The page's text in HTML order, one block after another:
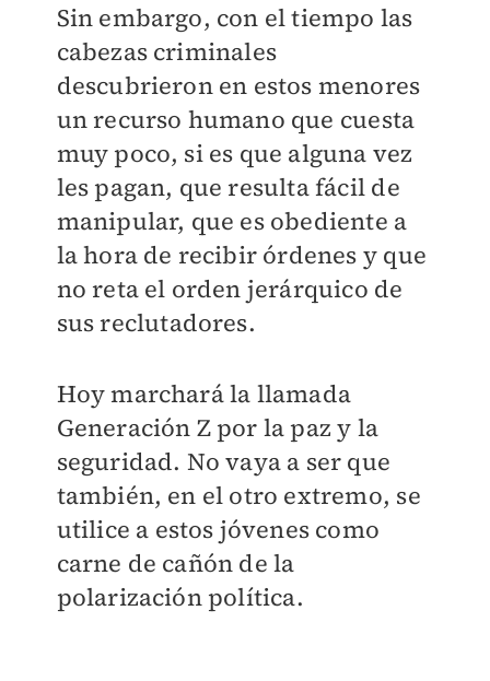
Sin embargo, con el tiempo las
cabezas criminales
descubrieron en estos menores
un recurso humano que cuesta
muy poco, si es que alguna vez
les pagan, que resulta fácil de
manipular, que es obediente a
la hora de recibir órdenes y que
no reta el orden jerárquico de
sus reclutadores.
Hoy marchará la llamada
Generación Z por la paz y la
seguridad. No vaya a ser que
también, en el otro extremo, se
utilice a estos jóvenes como
carne de cañón de la
polarización política.